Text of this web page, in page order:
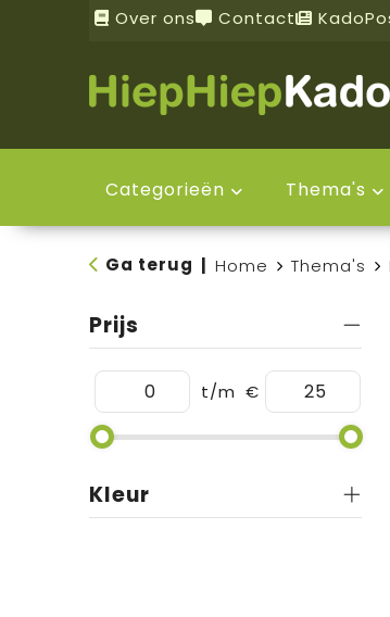
Over ons Contact
Categorieën Thema's
Ga terug Home Thema's
Prijs
t/m €
Kleur